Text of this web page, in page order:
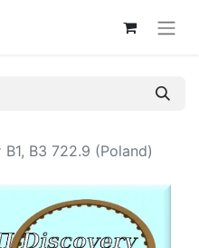
B3 722.9 (Poland)